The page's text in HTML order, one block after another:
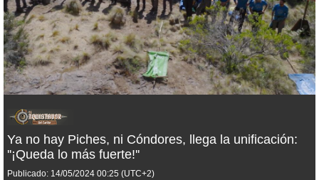
Ya no hay Piches, ni Cóndores, llega la unificación:
''¡Queda lo más fuerte!''
Publicado: 14/05/2024 00:25 (UTC+2)